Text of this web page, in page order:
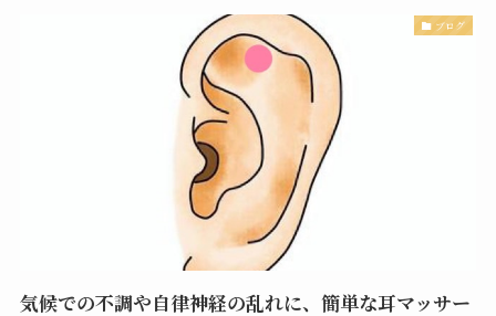
ブログ
気候での不調や自律神経の乱れに、簡単な耳マッサー